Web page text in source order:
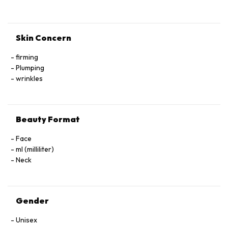
Skin Concern
firming
Plumping
wrinkles
Beauty Format
Face
ml (milliliter)
Neck
Gender
Unisex